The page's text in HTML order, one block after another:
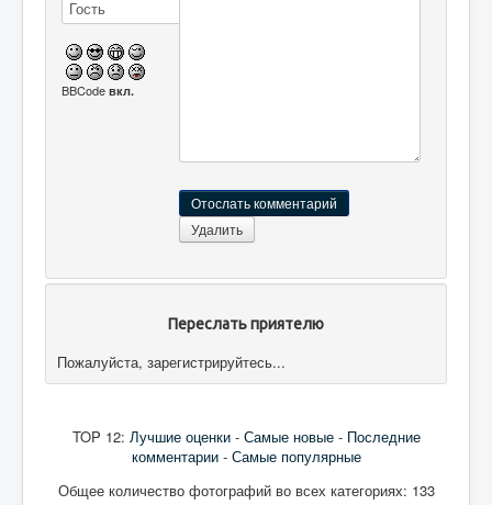
BBCode вкл.
Переслать приятелю
Пожалуйста, зарегистрируйтесь...
TOP 12: Лучшие оценки- Самые новые- Последние
комментарии- Самые популярные
Общее количество фотографий во всех категориях: 133